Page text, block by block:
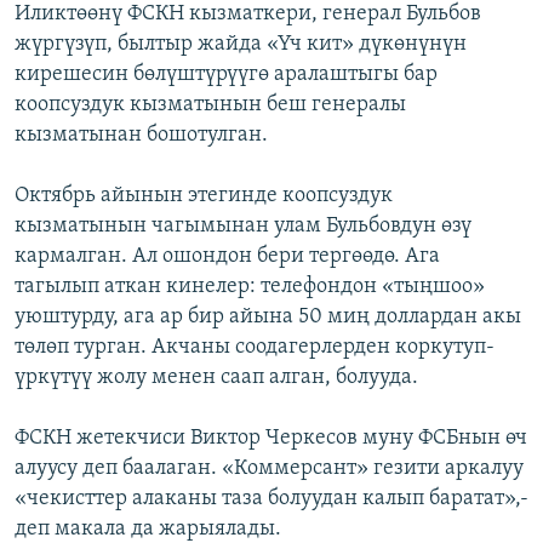
Иликтөөнү ФСКН кызматкери, генерал Бульбов
жүргүзүп, былтыр жайда «Үч кит» дүкөнүнүн
кирешесин бөлүштүрүүгө аралаштыгы бар
коопсуздук кызматынын беш генералы
кызматынан бошотулган.
Октябрь айынын этегинде коопсуздук
кызматынын чагымынан улам Бульбовдун өзү
кармалган. Ал ошондон бери тергөөдө. Ага
тагылып аткан кинелер: телефондон «тыңшоо»
уюштурду, ага ар бир айына 50 миң доллардан акы
төлөп турган. Акчаны соодагерлерден коркутуп-
үркүтүү жолу менен саап алган, болууда.
ФСКН жетекчиси Виктор Черкесов муну ФСБнын өч
алуусу деп баалаган. «Коммерсант» гезити аркалуу
«чекисттер алаканы таза болуудан калып баратат»,-
деп макала да жарыялады.